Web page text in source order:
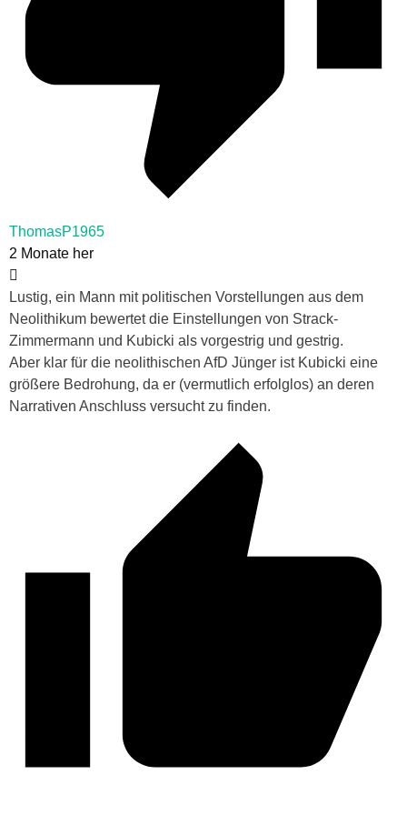
ThomasP1965
2 Monate her
Lustig, ein Mann mit politischen Vorstellungen aus dem
Neolithikum bewertet die Einstellungen von Strack-
Zimmermann und Kubicki als vorgestrig und gestrig.
Aber klar für die neolithischen AfD Jünger ist Kubicki eine
größere Bedrohung, da er (vermutlich erfolglos) an deren
Narrativen Anschluss versucht zu finden.